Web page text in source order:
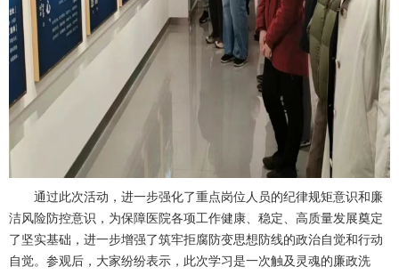
通过此次活动，进一步强化了重点岗位人员的纪律规矩意识和廉
洁风险防控意识，为保障医院各项工作健康、稳定、高质量发展奠定
了坚实基础，进一步增强了筑牢拒腐防变思想防线的政治自觉和行动
自觉。参观后，大家纷纷表示，此次学习是一次触及灵魂的廉政洗